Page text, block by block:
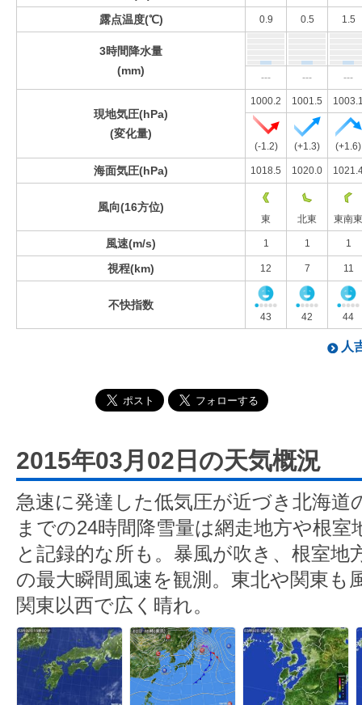
露点温度(℃) 0.9 0.5 1.5
3時間降水量
(mm)
--- --- ---
現地気圧(hPa)
(変化量)
1000.2 1001.5
(-1.2) (+1.3) (+1.6)
海面気圧(hPa) 1018.5 1020.0
風向(16方位)
東 北東 東南東
風速(m/s) 1 1 1
視程(km) 12 7 11
不快指数
43 42 44
人
2015年03月02日の天気概況
急速に発達した低気圧が近づき北海道
までの24時間降雪量は網走地方や根
と記録的な所も。暴風が吹き、根室地
の最大瞬間風速を観測。東北や関東も
関東以西で広く晴れ。